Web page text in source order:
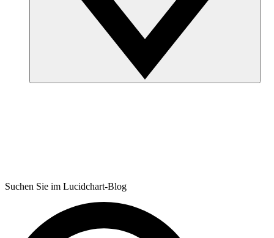
Suchen Sie im Lucidchart-Blog